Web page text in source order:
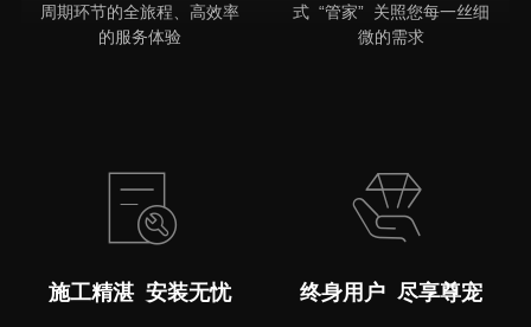
周期环节的全旅程、高效率
的服务体验
式 “管家” 关照您每一丝细
微的需求
施工精湛 安装无忧 终身用户 尽享尊宠